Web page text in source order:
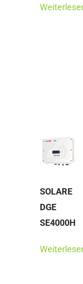
SOLARE
DGE
SE4000H